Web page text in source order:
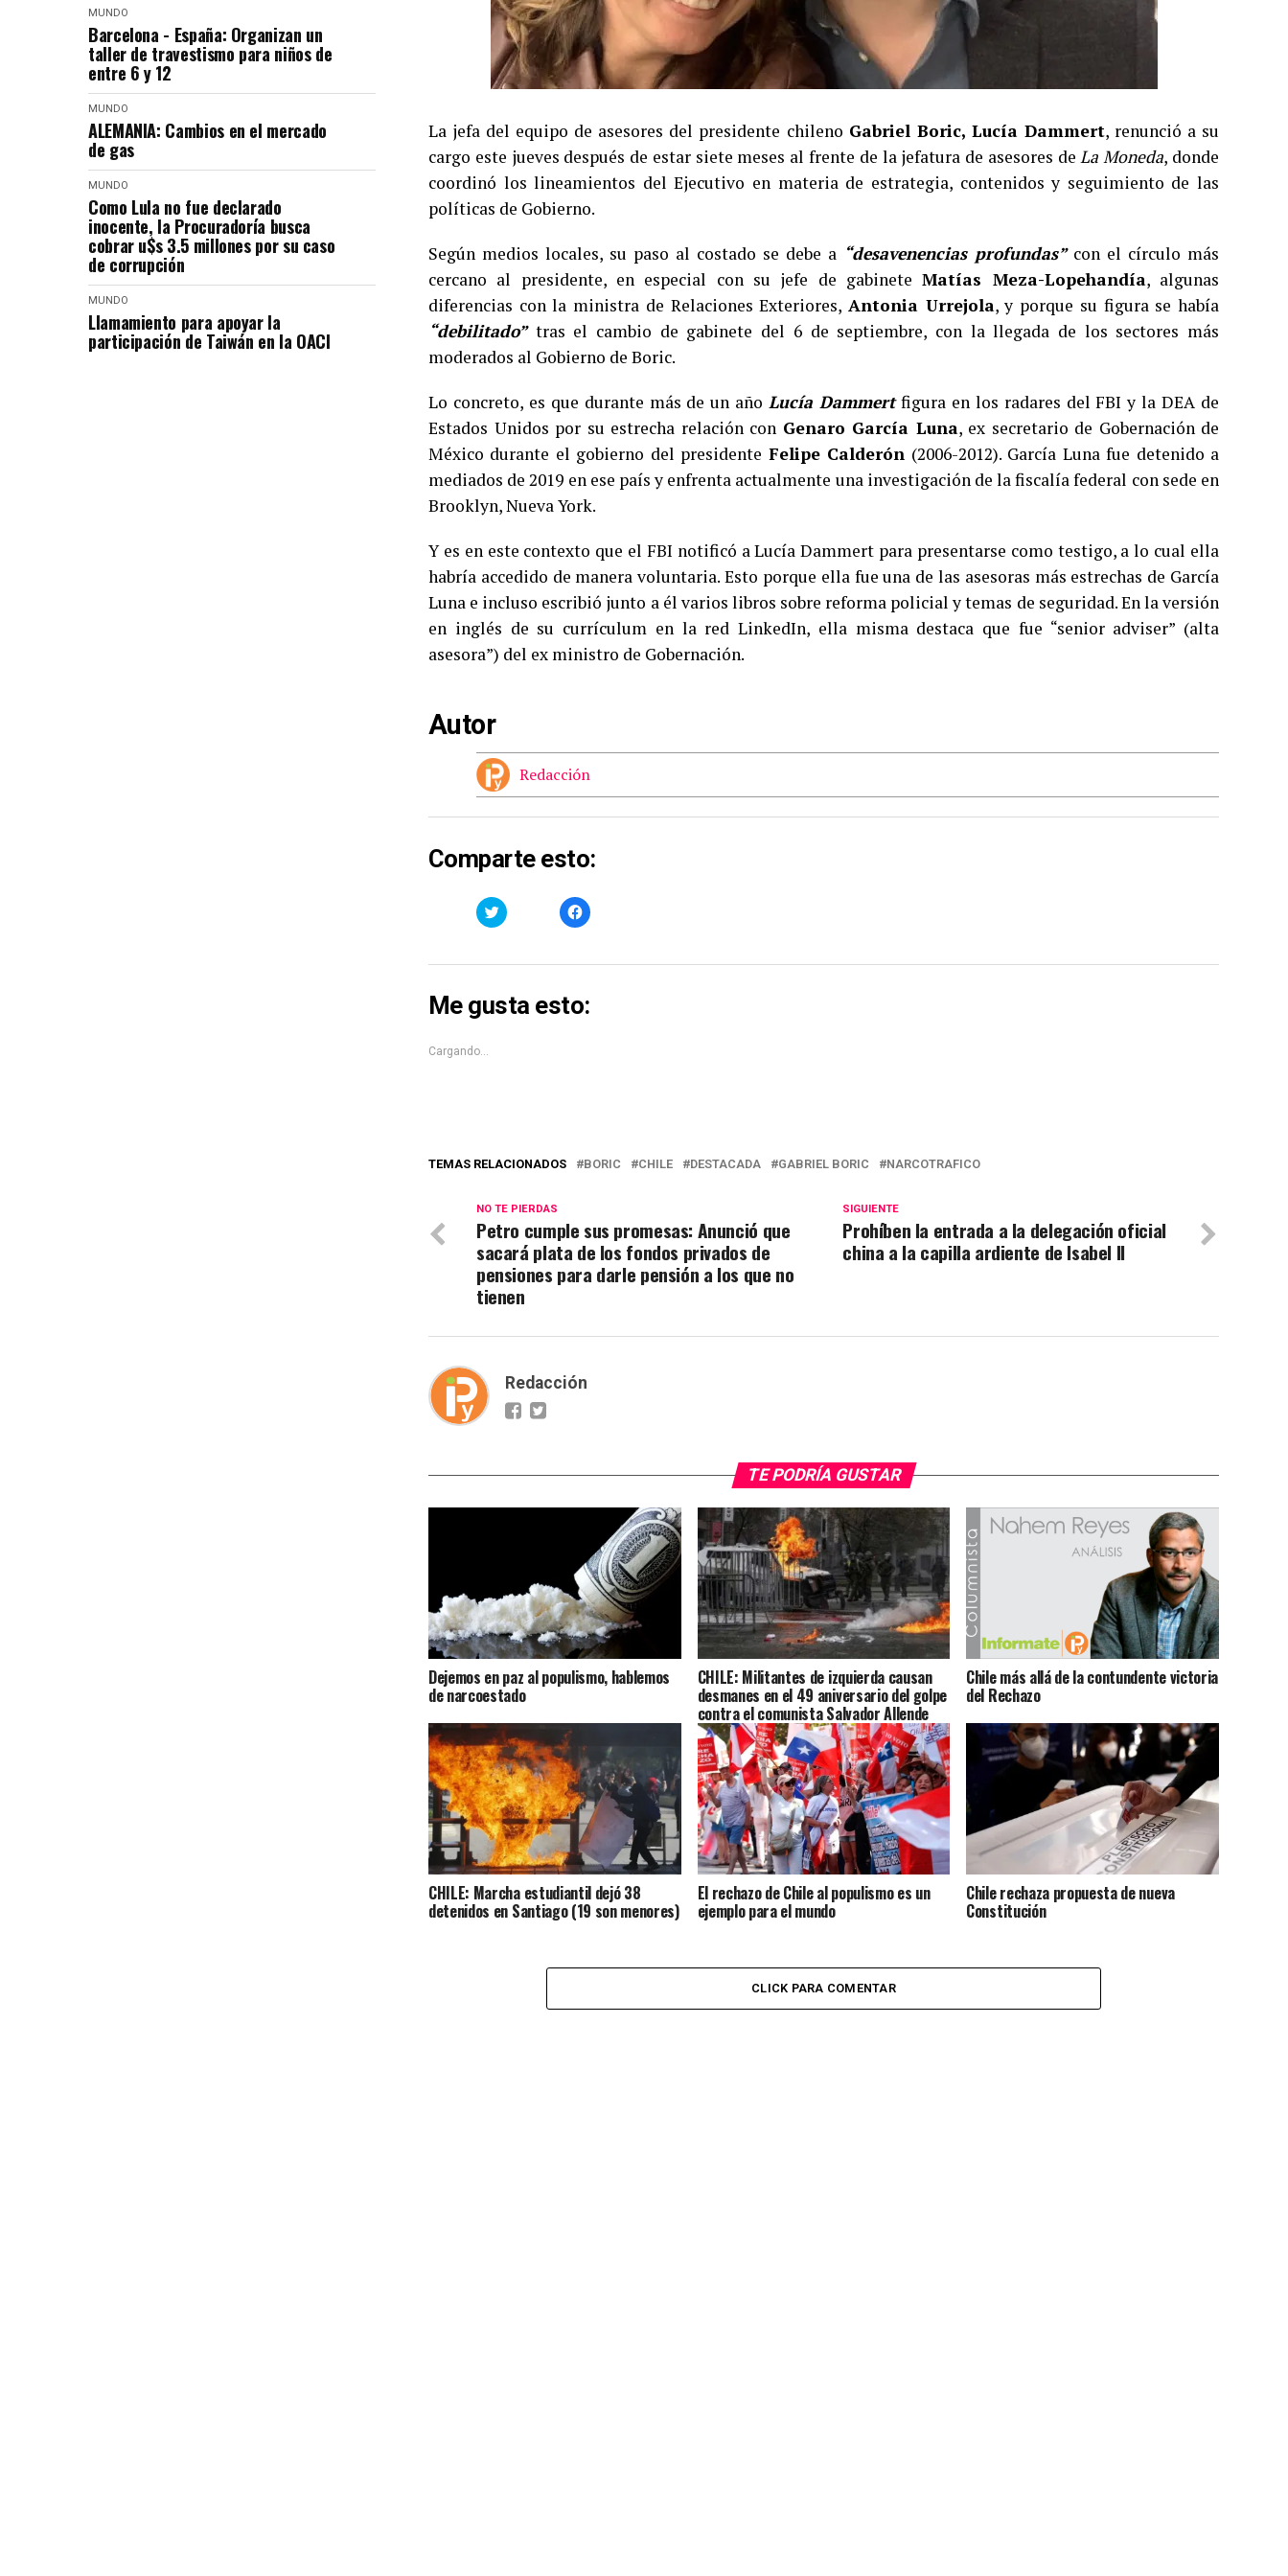
MUNDO
Barcelona - España: Organizan un
taller de travestismo para niños de
entre 6 y 12
MUNDO
ALEMANIA: Cambios en el mercado
de gas
MUNDO
Como Lula no fue declarado
inocente, la Procuradoría busca
cobrar u$s 3.5 millones por su caso
de corrupción
MUNDO
Llamamiento para apoyar la
participación de Taiwán en la OACI
La jefa del equipo de asesores del presidente chileno Gabriel Boric, Lucía Dammert, renunció a su
cargo este jueves después de estar siete meses al frente de la jefatura de asesores deLa Moneda, donde
coordinó los lineamientos del Ejecutivo en materia de estrategia, contenidos y seguimiento de las
políticas de Gobierno.
Según medios locales, su paso al costado se debe a “desavenencias profundas”con el círculo más
cercano al presidente, en especial con su jefe de gabineteMatías Meza-Lopehandía, algunas
diferencias con la ministra de Relaciones Exteriores, Antonia Urrejola, y porque su figura se había
“debilitado”tras el cambio de gabinete del 6 de septiembre, con la llegada de los sectores más
moderados al Gobierno de Boric.
Lo concreto, es que durante más de un añoLucía Dammertfigura en los radares del FBI y la DEA de
Estados Unidos por su estrecha relación con Genaro García Luna, ex secretario de Gobernación de
México durante el gobierno del presidente Felipe Calderón (2006-2012). García Luna fue detenido a
mediados de 2019 en ese país y enfrenta actualmente una investigación de la fiscalía federal con sede en
Brooklyn, Nueva York.
Y es en este contexto que el FBI notificó a Lucía Dammert para presentarse como testigo, a lo cual ella
habría accedido de manera voluntaria. Esto porque ella fue una de las asesoras más estrechas de García
Luna e incluso escribió junto a él varios libros sobre reforma policial y temas de seguridad. En la versión
en inglés de su currículum en la red LinkedIn, ella misma destaca que fue “senior adviser” (alta
asesora”) del ex ministro de Gobernación.
Autor
Redacción
Comparte esto:
Haz
clic
Twitter
en
una
Haz
clic
Facebook
en
una
Me gusta esto:
Cargando...
TEMAS RELACIONADOS BORIC CHILE DESTACADA GABRIEL BORIC NARCOTRAFICO
SIGUIENTE
Prohíben la entrada a la delegación oficial
china a la capilla ardiente de Isabel II
NO TE PIERDAS
Petro cumple sus promesas: Anunció que
sacará plata de los fondos privados de
pensiones para darle pensión a los que no
tienen
Redacción
TE PODRÍA GUSTAR
Dejemos en paz al populismo, hablemos
de narcoestado
CHILE: Militantes de izquierda causan
desmanes en el 49 aniversario del golpe
contra el comunista Salvador Allende
Chile más allá de la contundente victoria
del Rechazo
CHILE: Marcha estudiantil dejó 38
detenidos en Santiago (19 son menores)
El rechazo de Chile al populismo es un
ejemplo para el mundo
Chile rechaza propuesta de nueva
Constitución
CLICK PARA COMENTAR